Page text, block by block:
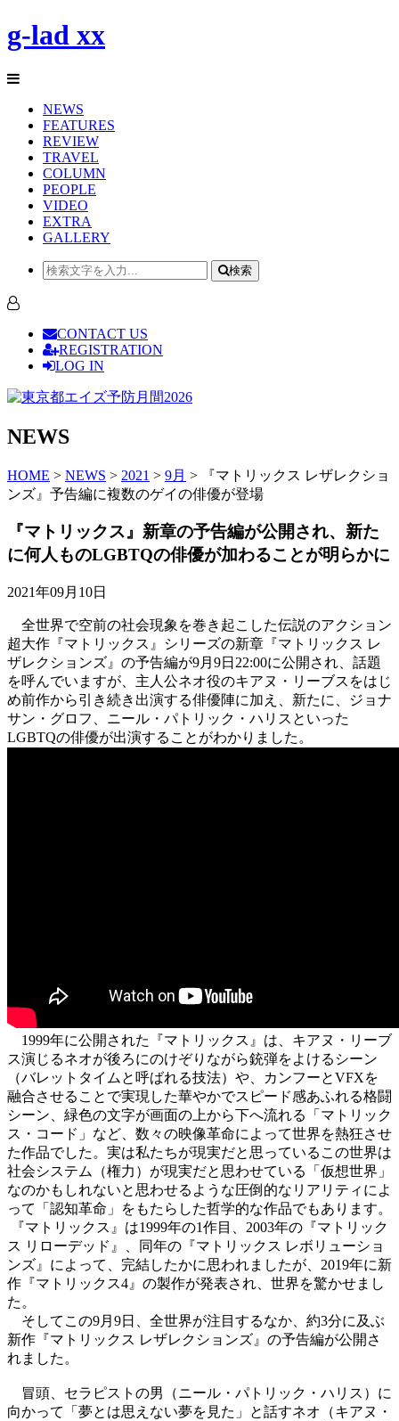
g-lad xx
NEWS
FEATURES
REVIEW
TRAVEL
COLUMN
PEOPLE
VIDEO
EXTRA
GALLERY
検索
CONTACT US
REGISTRATION
LOG IN
NEWS
HOME > NEWS > 2021 > 9月 > 『マトリックス レザレクショ
ンズ』予告編に複数のゲイの俳優が登場
『マトリックス』新章の予告編が公開され、新た
に何人ものLGBTQの俳優が加わることが明らかに
2021年09月10日
全世界で空前の社会現象を巻き起こした伝説のアクション
超大作『マトリックス』シリーズの新章『マトリックス レ
ザレクションズ』の予告編が9月9日22:00に公開され、話題
を呼んでいますが、主人公ネオ役のキアヌ・リーブスをはじ
め前作から引き続き出演する俳優陣に加え、新たに、ジョナ
サン・グロフ、ニール・パトリック・ハリスといった
LGBTQの俳優が出演することがわかりました。
1999年に公開された『マトリックス』は、キアヌ・リーブ
ス演じるネオが後ろにのけぞりながら銃弾をよけるシーン
（バレットタイムと呼ばれる技法）や、カンフーとVFXを
融合させることで実現した華やかでスピード感あふれる格闘
シーン、緑色の文字が画面の上から下へ流れる「マトリック
ス・コード」など、数々の映像革命によって世界を熱狂させ
た作品でした。実は私たちが現実だと思っているこの世界は
社会システム（権力）が現実だと思わせている「仮想世界」
なのかもしれないと思わせるような圧倒的なリアリティによ
って「認知革命」をもたらした哲学的な作品でもあります。
『マトリックス』は1999年の1作目、2003年の『マトリック
ス リローデッド』、同年の『マトリックス レボリューショ
ンズ』によって、完結したかに思われましたが、2019年に新
作『マトリックス4』の製作が発表され、世界を驚かせまし
た。
そしてこの9月9日、全世界が注目するなか、約3分に及ぶ
新作『マトリックス レザレクションズ』の予告編が公開さ
れました。
冒頭、セラピストの男（ニール・パトリック・ハリス）に
向かって「夢とは思えない夢を見た」と話すネオ（キアヌ・